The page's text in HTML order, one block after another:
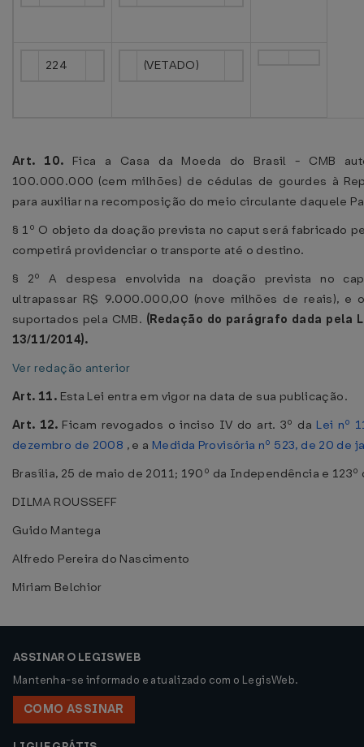
224 (VETADO)
Art. 10. Fica a Casa da Moeda do Brasil - CMB
100.000.000 (cem milhões) de cédulas de gourdes à
para auxiliar na recomposição do meio circulante daquele
§ 1º O objeto da doação prevista no caput será fabricado
competirá providenciar o transporte até o destino.
§ 2º A despesa envolvida na doação prevista no
ultrapassar R$ 9.000.000,00 (nove milhões de reais), e
suportados pela CMB. (Redação do parágrafo dada pela
13/11/2014).
Ver redação anterior
Art. 11. Esta Lei entra em vigor na data de sua publicação.
Art. 12. Ficam revogados o inciso IV do art. 3º da Lei nº
dezembro de 2008 , e a Medida Provisória nº 523, de 20 de
Brasília, 25 de maio de 2011; 190º da Independência e 123º
DILMA ROUSSEFF
Guido Mantega
Alfredo Pereira do Nascimento
Miriam Belchior
ASSINAR O LEGISWEB
Mantenha-se informado e atualizado com o LegisWeb.
COMO ASSINAR